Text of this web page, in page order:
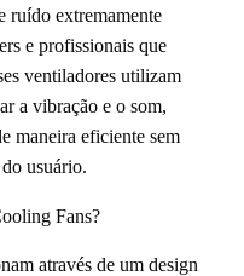
ruído extremamente
e profissionais que
ventiladores utilizam
a vibração e o som,
maneira eficiente sem
usuário.
Fans?
através de um design